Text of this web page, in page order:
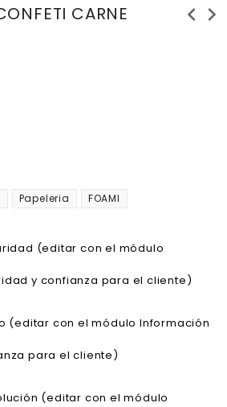
CARNE
chevron_left chevron_right
Papeleria FOAMI
(editar con el módulo
y confianza para el cliente)
(editar con el módulo Información
para el cliente)
(editar con el módulo